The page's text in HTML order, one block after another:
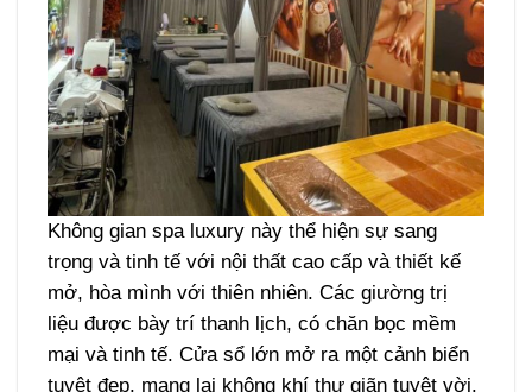
Không gian spa luxury này thể hiện sự sang
trọng và tinh tế với nội thất cao cấp và thiết kế
mở, hòa mình với thiên nhiên. Các giường trị
liệu được bày trí thanh lịch, có chăn bọc mềm
mại và tinh tế. Cửa sổ lớn mở ra một cảnh biển
tuyệt đẹp, mang lại không khí thư giãn tuyệt vời.